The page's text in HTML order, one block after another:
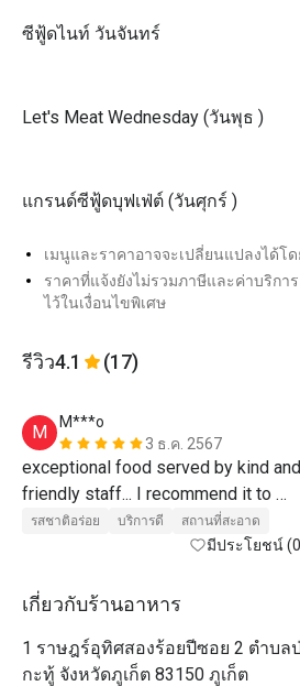
ซีฟู้ดไนท์ วันจันทร์
Let's Meat Wednesday (วันพุธ )
แกรนด์ซีฟู้ดบุฟเฟ่ต์ (วันศุกร์ )
เมนูและราคาอาจจะเปลี่ยนแปลงได้โ
ราคาที่แจ้งยังไม่รวมภาษีและค่าบริกา
ไว้ในเงื่อนไขพิเศษ
รีวิว4.1 (17)
M
M***o
3 ธ.ค. 2567
exceptional food served by kind and
friendly staff... I recommend it to
everyone for the high quality of
food”...Congratulations
รสชาติอร่อย บริการดี สถานที่สะอาด
มีประโยชน์
เกี่ยวกับร้านอาหาร
1 ราษฎร์อุทิศสองร้อยปีซอย 2 ตำบล
กะทู้ จังหวัดภูเก็ต 83150 ภูเก็ต